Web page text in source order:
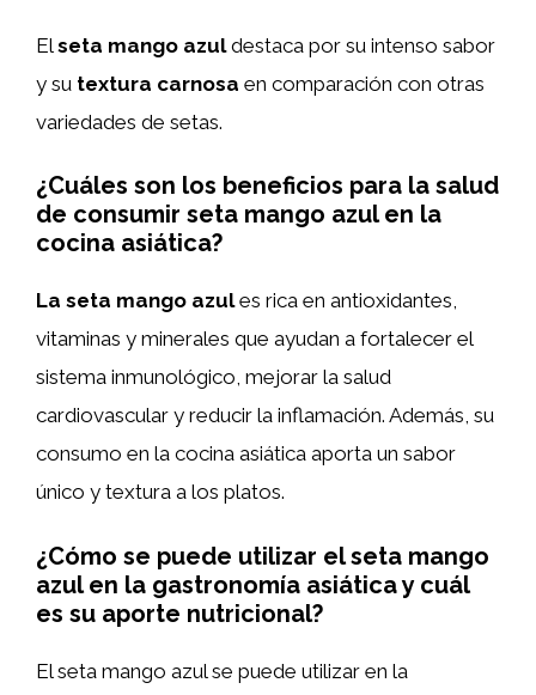
Elseta mango azuldestaca por su intenso sabor
y su textura carnosa en comparación con otras
variedades de setas.
¿Cuáles son los beneficios para la salud
de consumir seta mango azul en la
cocina asiática?
La seta mango azules rica en antioxidantes,
vitaminas y minerales que ayudan a fortalecer el
sistema inmunológico, mejorar la salud
cardiovascular y reducir la inflamación. Además, su
consumo en la cocina asiática aporta un sabor
único y textura a los platos.
¿Cómo se puede utilizar el seta mango
azul en la gastronomía asiática y cuál
es su aporte nutricional?
El seta mango azul se puede utilizar en la